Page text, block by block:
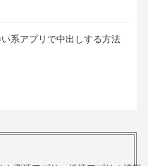
い系アプリで中出しする方法